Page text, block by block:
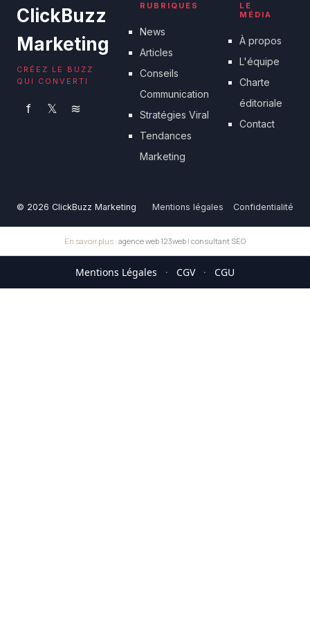
ClickBuzz
Marketing
CRÉEZ LE BUZZ
QUI CONVERTI
f 𝕏 ≋
RUBRIQUES
News
Articles
Conseils
Communication
Stratégies Viral
Tendances
Marketing
LE
MÉDIA
À propos
L'équipe
Charte
éditoriale
Contact
© 2026 ClickBuzz Marketing Mentions légales Confidentialité
En savoir plus : agence web 123web | consultant SEO
Mentions Légales · CGV · CGU